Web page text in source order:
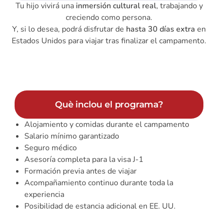
Tu hijo vivirá una inmersión cultural real, trabajando y
creciendo como persona.
Y, si lo desea, podrá disfrutar de hasta 30 días extra en
Estados Unidos para viajar tras finalizar el campamento.
Què inclou el programa?
Alojamiento y comidas durante el campamento
Salario mínimo garantizado
Seguro médico
Asesoría completa para la visa J-1
Formación previa antes de viajar
Acompañamiento continuo durante toda la
experiencia
Posibilidad de estancia adicional en EE. UU.